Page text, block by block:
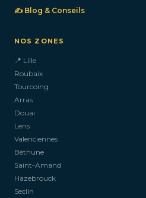
✍️ Blog & Conseils
NOS ZONES
📍 Lille
Roubaix
Tourcoing
Arras
Douai
Lens
Valenciennes
Béthune
Saint-Amand
Hazebrouck
Seclin